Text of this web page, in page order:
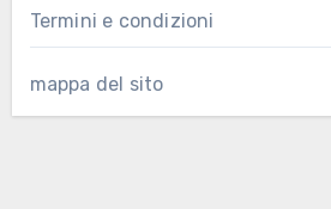
Termini e condizioni
mappa del sito